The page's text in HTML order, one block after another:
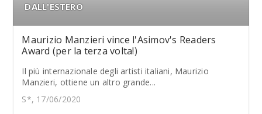
DALL'ESTERO
Maurizio Manzieri vince l'Asimov's Readers
Award (per la terza volta!)
Il più internazionale degli artisti italiani, Maurizio
Manzieri, ottiene un altro grande...
S*, 17/06/2020